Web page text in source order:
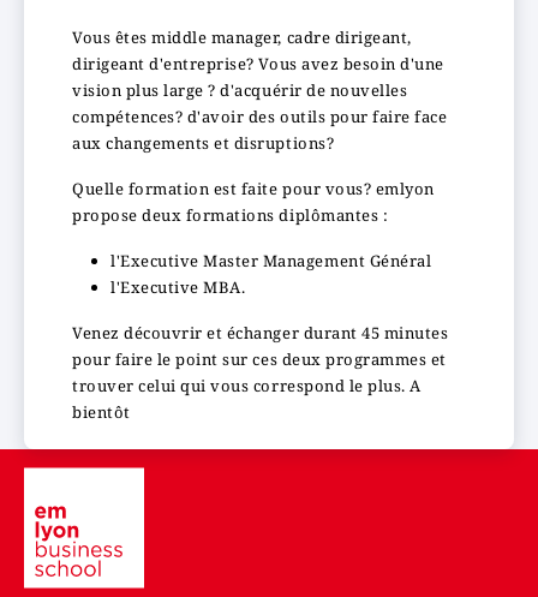
Vous êtes middle manager, cadre dirigeant,
dirigeant d'entreprise? Vous avez besoin d'une
vision plus large ? d'acquérir de nouvelles
compétences? d'avoir des outils pour faire face
aux changements et disruptions?
Quelle formation est faite pour vous? emlyon
propose deux formations diplômantes :
l'Executive Master Management Général
l'Executive MBA.
Venez découvrir et échanger durant 45 minutes
pour faire le point sur ces deux programmes et
trouver celui qui vous correspond le plus. A
bientôt